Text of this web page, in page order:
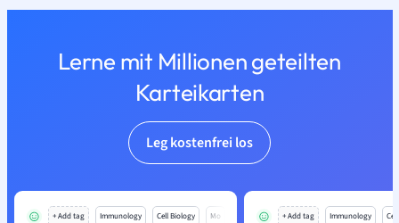
Lerne mit Millionen geteilten
Karteikarten
Leg kostenfrei los
+ Add tag Immunology Cell Biology Mo + Add tag Immunology